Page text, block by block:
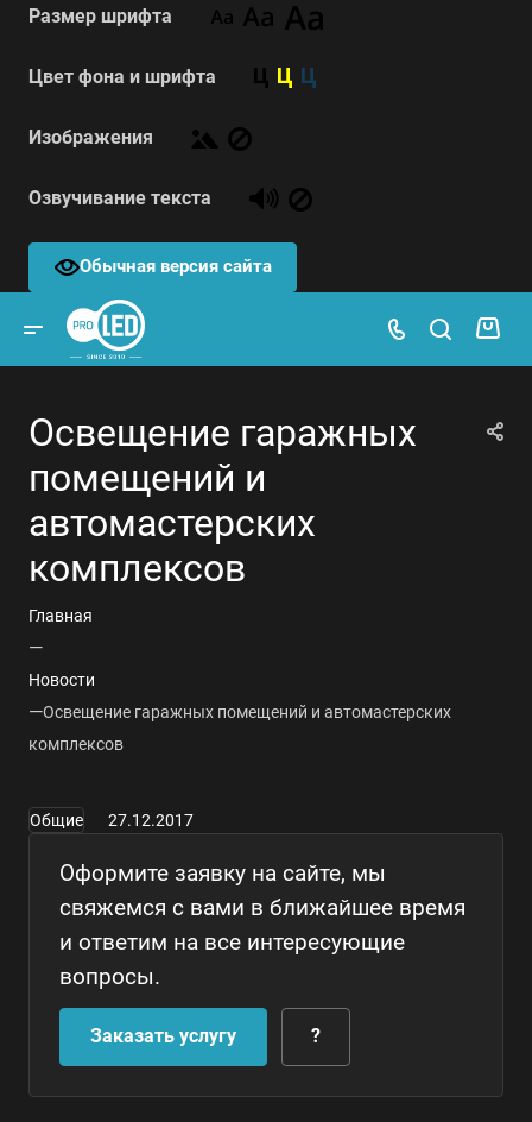
Размер шрифта
Цвет фона и шрифта
Изображения
Озвучивание текста
Обычная версия сайта
Освещение гаражных
помещений и
автомастерских
комплексов
Главная
—
Новости
—Освещение гаражных помещений и автомастерских
комплексов
Общие 27.12.2017
Оформите заявку на сайте, мы
свяжемся с вами в ближайшее время
и ответим на все интересующие
вопросы.
Заказать услугу ?